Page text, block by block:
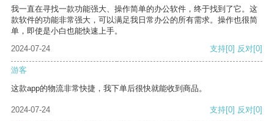
我一直在寻找一款功能强大、操作简单的办公软件，终于找到了它。这
款软件的功能非常强大，可以满足我日常办公的所有需求。操作也很简
单，即使是小白也能快速上手。
2024-07-24
支持[0] 反对[0]
游客
这款app的物流非常快捷，我下单后很快就能收到商品。
2024-07-24 支持[0] 反对[0]